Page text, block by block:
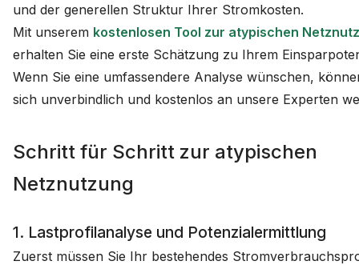
und der generellen Struktur Ihrer Stromkosten.
Mit unserem kostenlosen Tool zur atypischen
erhalten Sie eine erste Schätzung zu Ihrem
Wenn Sie eine umfassendere Analyse wünschen,
sich unverbindlich und kostenlos an unsere Experten
Schritt für Schritt zur atypischen
Netznutzung
1. Lastprofilanalyse und Potenzialermittlung
Zuerst müssen Sie Ihr bestehendes